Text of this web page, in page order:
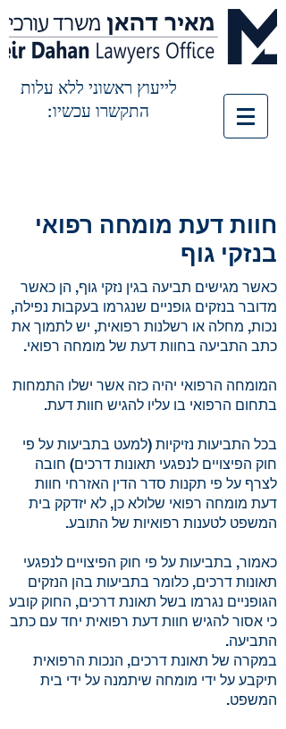
לייעוץ ראשוני ללא עלות
התקשרו עכשיו:
חוות דעת מומחה רפואי
בנזקי גוף
​כאשר מגישים תביעה בגין נזקי גוף, הן כאשר
מדובר בנזקים גופניים שנגרמו בעקבות נפילה,
נכות, מחלה או רשלנות רפואית, יש לתמוך את
כתב התביעה בחוות דעת של מומחה רפואי.
המומחה הרפואי יהיה כזה אשר ישלו התמחות
בתחום הרפואי בו עליו להגיש חוות דעת.
בכל התביעות נזיקיות (למעט בתביעות על פי
חוק הפיצויים לנפגעי תאונות דרכים) חובה
לצרף על פי תקנות סדר הדין האזרחי חוות
דעת מומחה רפואי שלולא כן, לא יזדקק בית
המשפט לטענות רפואיות של התובע.
כאמור, בתביעות על פי חוק הפיצויים לנפגעי
תאונות דרכים, כלומר בתביעות בהן הנזקים
הגופניים נגרמו בשל תאונת דרכים, החוק קובע
כי אסור להגיש חוות דעת רפואית יחד עם כתב
התביעה.
במקרה של תאונת דרכים, הנכות הרפואית
תיקבע על ידי מומחה שיתמנה על ידי בית
המשפט.